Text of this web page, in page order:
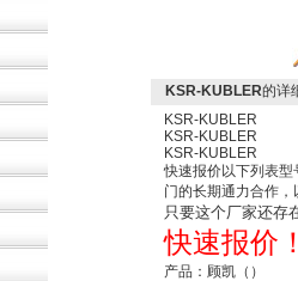
KSR-KUBLER的详
KSR-KUBLER
KSR-KUBLER
KSR-KUBLER
快速报价以下列表
门的长期通力合作
只要这个厂家还存
快速报价
产品：顾凯（）